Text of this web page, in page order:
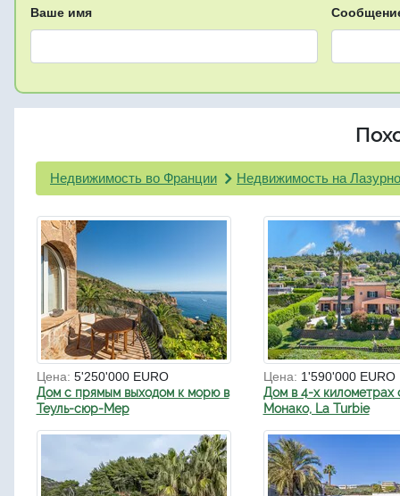
Ваше имя
Недвижимость во Франции Недвижимость на
Цена: 5'250'000 EURO
Дом с прямым выходом к морю в
Теуль-сюр-Мер
Цена: 1'590'000 EURO
Дом в 4-х километрах
Монако, La Turbie